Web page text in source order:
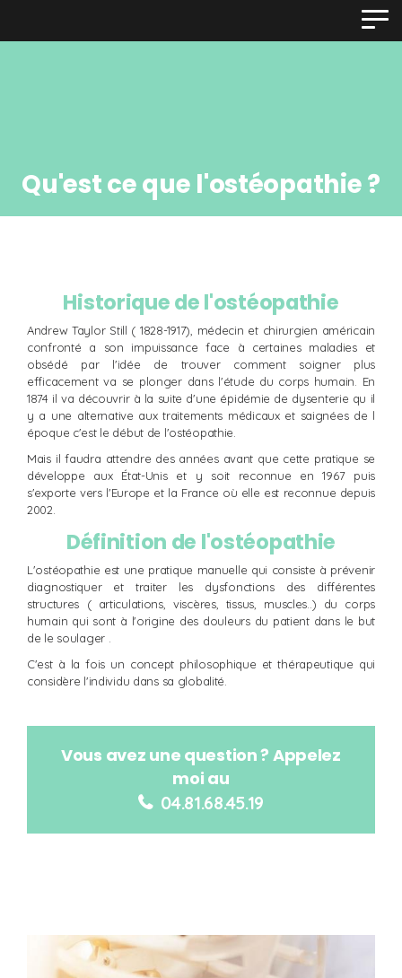
Qu'est ce que l'ostéopathie ?
Historique de l'ostéopathie
Andrew Taylor Still ( 1828-1917), médecin et chirurgien américain
confronté a son impuissance face à certaines maladies et
obsédé par l'idée de trouver comment soigner plus
efficacement va se plonger dans l'étude du corps humain. En
1874 il va découvrir à la suite d'une épidémie de dysenterie qu il
y a une alternative aux traitements médicaux et saignées de l
époque c'est le début de l'ostéopathie.
Mais il faudra attendre des années avant que cette pratique se
développe aux État-Unis et y soit reconnue en 1967 puis
s'exporte vers l'Europe et la France où elle est reconnue depuis
2002.
Définition de l'ostéopathie
L'ostéopathie est une pratique manuelle qui consiste à prévenir
diagnostiquer et traiter les dysfonctions des différentes
structures ( articulations, viscères, tissus, muscles..) du corps
humain qui sont à l'origine des douleurs du patient dans le but
de le soulager .
C'est à la fois un concept philosophique et thérapeutique qui
considère l'individu dans sa globalité.
Vous avez une question ? Appelez
moi au
04.81.68.45.19